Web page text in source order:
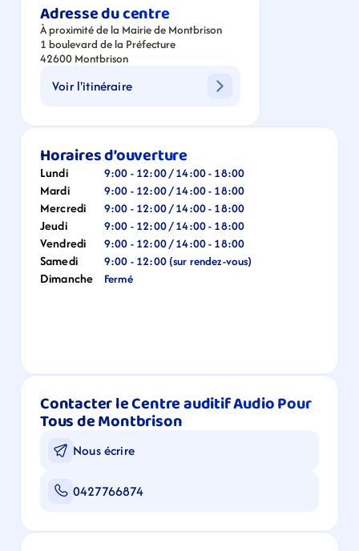
Adresse du centre
À proximité de la Mairie de Montbrison
1 boulevard de la Préfecture
42600 Montbrison
Voir l'itinéraire
Horaires d’ouverture
Lundi 9:00 - 12:00 / 14:00 - 18:00
Mardi 9:00 - 12:00 / 14:00 - 18:00
Mercredi 9:00 - 12:00 / 14:00 - 18:00
Jeudi 9:00 - 12:00 / 14:00 - 18:00
Vendredi 9:00 - 12:00 / 14:00 - 18:00
Samedi 9:00 - 12:00 (sur rendez-vous)
Dimanche Fermé
Contacter le Centre auditif Audio Pour
Tous de Montbrison
Nous écrire
0427766874